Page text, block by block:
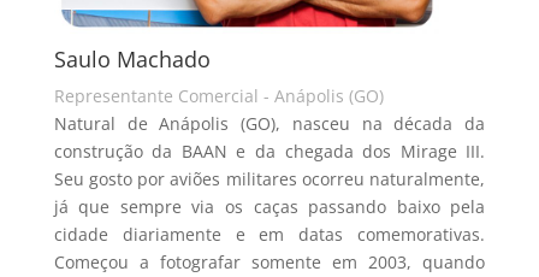
Saulo Machado
Representante Comercial - Anápolis (GO)
Natural de Anápolis (GO), nasceu na década da
construção da BAAN e da chegada dos Mirage III.
Seu gosto por aviões militares ocorreu naturalmente,
já que sempre via os caças passando baixo pela
cidade diariamente e em datas comemorativas.
Começou a fotografar somente em 2003, quando